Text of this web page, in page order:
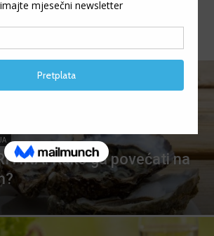
Kako ga povećati na